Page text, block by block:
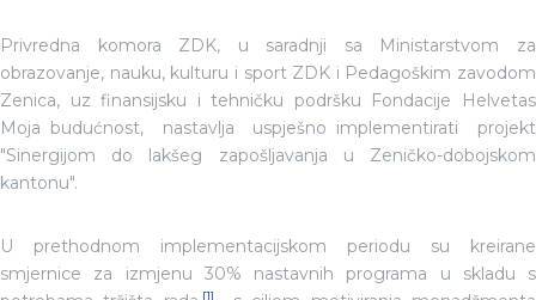
Privredna komora ZDK, u saradnji sa Ministarstvom za
obrazovanje, nauku, kulturu i sport ZDK i Pedagoškim zavodom
Zenica, uz finansijsku i tehničku podršku Fondacije Helvetas
Moja budućnost, nastavlja uspješno implementirati projekt
"Sinergijom do lakšeg zapošljavanja u Zeničko-dobojskom
kantonu".
U prethodnom implementacijskom periodu su kreirane
smjernice za izmjenu 30% nastavnih programa u skladu s
[1]